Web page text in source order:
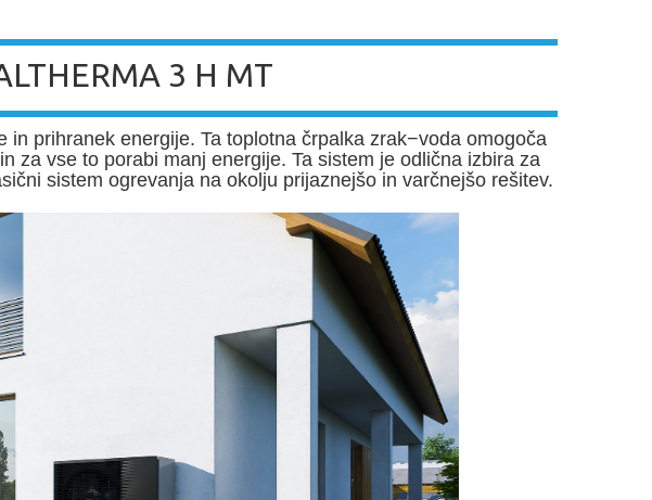
3 H MT
in prihranek energije. Ta toplotna črpalka zrak−voda omogoča
za vse to porabi manj energije. Ta sistem je odlična izbira za
sistem ogrevanja na okolju prijaznejšo in varčnejšo rešitev.